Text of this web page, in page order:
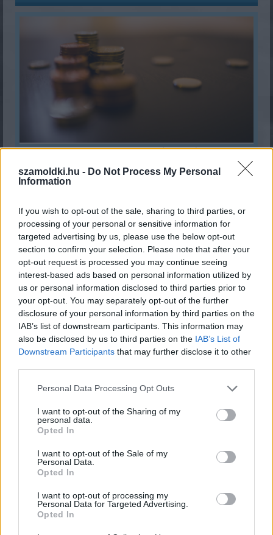
szamoldki.hu - Do Not Process My Personal
Information
If you wish to opt-out of the sale, sharing to third parties, or
processing of your personal or sensitive information for
targeted advertising by us, please use the below opt-out
section to confirm your selection. Please note that after your
opt-out request is processed you may continue seeing
interest-based ads based on personal information utilized by
us or personal information disclosed to third parties prior to
your opt-out. You may separately opt-out of the further
disclosure of your personal information by third parties on the
IAB’s list of downstream participants. This information may
also be disclosed by us to third parties on the IAB’s List of
Downstream Participants that may further disclose it to other
Please note that this website/app uses one or more Google
not limited to your visit or usage behaviour. You may click to
grant or deny consent to Google and its third-party tags to
use your data for below specified purposes in below Google
consent section.
Personal Data Processing Opt Outs
I want to opt-out of the Sharing of my
personal data.
Opted In
I want to opt-out of the Sale of my
Personal Data.
Opted In
I want to opt-out of processing my
Personal Data for Targeted Advertising.
Opted In
Milyen a fizetésem? (ágazati)
Halogatás kalkulátor
KISZÁMOLOM!